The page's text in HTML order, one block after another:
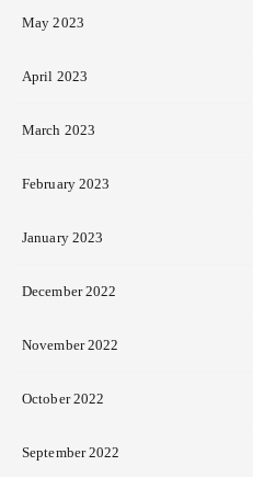
May 2023
April 2023
March 2023
February 2023
January 2023
December 2022
November 2022
October 2022
September 2022